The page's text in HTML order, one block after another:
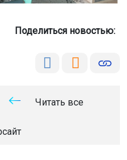
Поделиться новостью:
Читать все